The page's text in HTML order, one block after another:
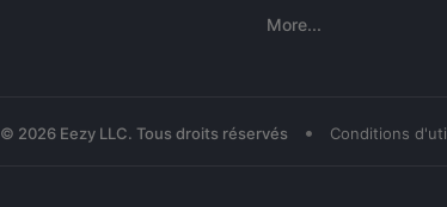
More...
© 2026 Eezy LLC. Tous droits réservés • Conditions